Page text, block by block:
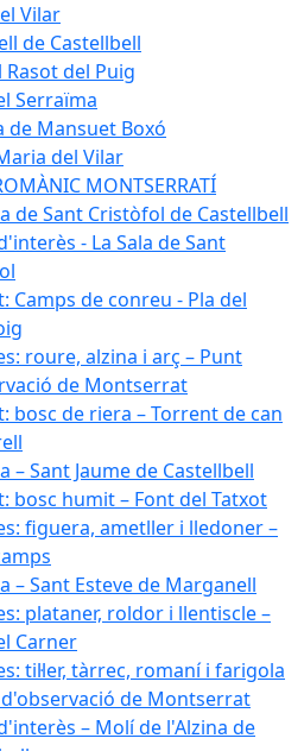
Vilar
de Castellbell
Rasot del Puig
Serraïma
de Mansuet Boxó
del Vilar
MONTSERRATÍ
de Sant Cristòfol de Castellbell
- La Sala de Sant
Camps de conreu - Pla del
roure, alzina i arç – Punt
de Montserrat
bosc de riera – Torrent de can
– Sant Jaume de Castellbell
bosc humit – Font del Tatxot
figuera, ametller i lledoner –
– Sant Esteve de Marganell
plataner, roldor i llentiscle –
Carner
til·ler, tàrrec, romaní i farigola
d'observació de Montserrat
– Molí de l'Alzina de